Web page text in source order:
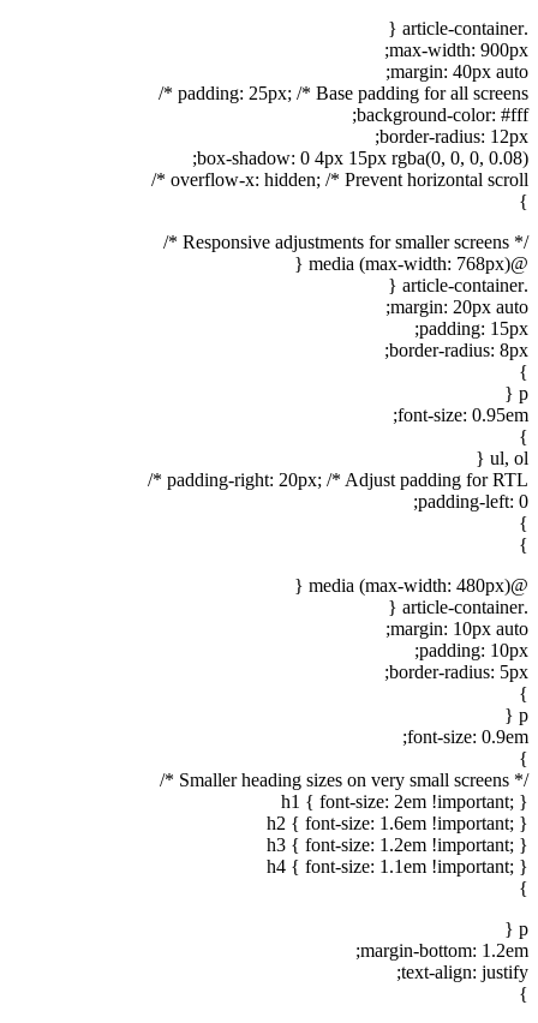
.article-container {
max-width: 900px;
margin: 40px auto;
padding: 25px; /* Base padding for all screens */
background-color: #fff;
border-radius: 12px;
box-shadow: 0 4px 15px rgba(0, 0, 0, 0.08);
overflow-x: hidden; /* Prevent horizontal scroll */
}
/* Responsive adjustments for smaller screens */
@media (max-width: 768px) {
.article-container {
margin: 20px auto;
padding: 15px;
border-radius: 8px;
}
p {
font-size: 0.95em;
}
ul, ol {
padding-right: 20px; /* Adjust padding for RTL */
padding-left: 0;
}
}
@media (max-width: 480px) {
.article-container {
margin: 10px auto;
padding: 10px;
border-radius: 5px;
}
p {
font-size: 0.9em;
}
/* Smaller heading sizes on very small screens */
h1 { font-size: 2em !important; }
h2 { font-size: 1.6em !important; }
h3 { font-size: 1.2em !important; }
h4 { font-size: 1.1em !important; }
}
p {
margin-bottom: 1.2em;
text-align: justify;
}